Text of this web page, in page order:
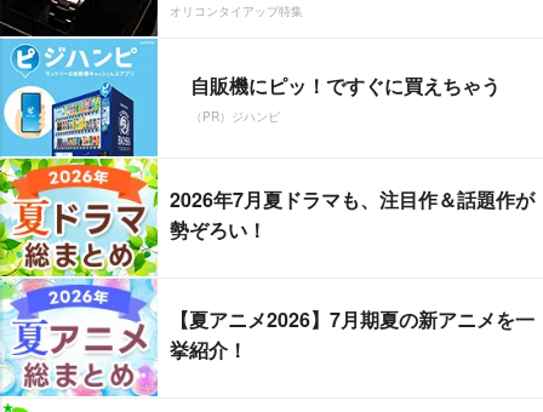
オリコンタイアップ特集
自販機にピッ！ですぐに買えちゃう
（PR）ジハンピ
2026年7月夏ドラマも、注目作＆話題作が
勢ぞろい！
【夏アニメ2026】7月期夏の新アニメを一
挙紹介！